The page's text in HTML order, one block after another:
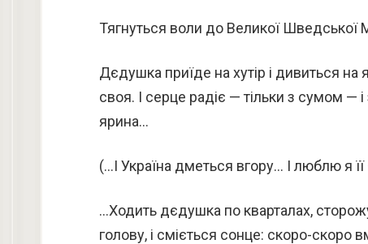
Тягнуться воли до Великої Шведської
Дєдушка приїде на хутір і дивиться на
своя. І серце радіє — тільки з сумом
ярина…
(…І Україна дметься вгору… І люблю я
…Ходить дєдушка по кварталах,
голову, і сміється сонце: скоро-скоро